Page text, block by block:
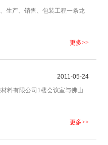
生产、销售、包装工程一条龙
更多>>
2011-05-24
料有限公司1楼会议室与佛山
更多>>